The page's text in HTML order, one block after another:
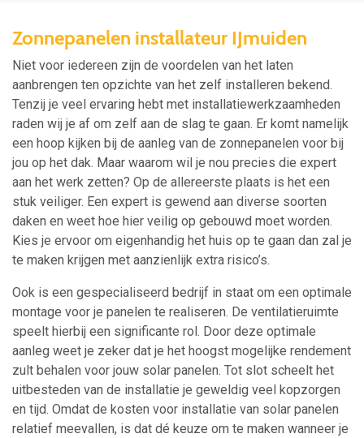
Zonnepanelen installateur IJmuiden
Niet voor iedereen zijn de voordelen van het laten
aanbrengen ten opzichte van het zelf installeren bekend.
Tenzij je veel ervaring hebt met installatiewerkzaamheden
raden wij je af om zelf aan de slag te gaan. Er komt namelijk
een hoop kijken bij de aanleg van de zonnepanelen voor bij
jou op het dak. Maar waarom wil je nou precies die expert
aan het werk zetten? Op de allereerste plaats is het een
stuk veiliger. Een expert is gewend aan diverse soorten
daken en weet hoe hier veilig op gebouwd moet worden.
Kies je ervoor om eigenhandig het huis op te gaan dan zal je
te maken krijgen met aanzienlijk extra risico’s.
Ook is een gespecialiseerd bedrijf in staat om een optimale
montage voor je panelen te realiseren. De ventilatieruimte
speelt hierbij een significante rol. Door deze optimale
aanleg weet je zeker dat je het hoogst mogelijke rendement
zult behalen voor jouw solar panelen. Tot slot scheelt het
uitbesteden van de installatie je geweldig veel kopzorgen
en tijd. Omdat de kosten voor installatie van solar panelen
relatief meevallen, is dat dé keuze om te maken wanneer je